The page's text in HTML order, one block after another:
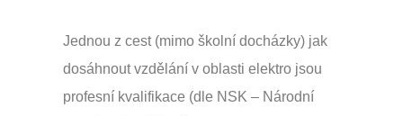
Jednou z cest (mimo školní docházky) jak
dosáhnout vzdělání v oblasti elektro jsou
profesní kvalifikace (dle NSK – Národní